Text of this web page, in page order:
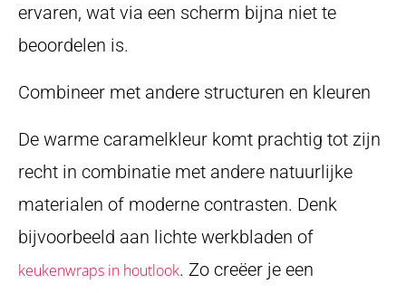
ervaren, wat via een scherm bijna niet te
beoordelen is.
Combineer met andere structuren en kleuren
De warme caramelkleur komt prachtig tot zijn
recht in combinatie met andere natuurlijke
materialen of moderne contrasten. Denk
bijvoorbeeld aan lichte werkbladen of
keukenwraps in houtlook. Zo creëer je een